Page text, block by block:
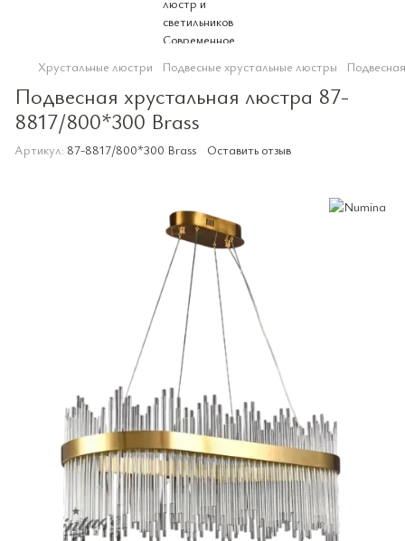
Хрустальные люстри Подвесные хрустальные люстры
Подвесная хрустальная люстра 87-
8817/800*300 Brass
Артикул: 87-8817/800*300 Brass Оставить отзыв